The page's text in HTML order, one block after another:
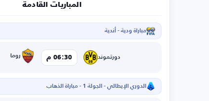
المباريات القادمة
مباراة ودية - أندية
دورتموند 06:30 م روما
الدوري الإيطالي - الجولة 1 - مباراة الذهاب